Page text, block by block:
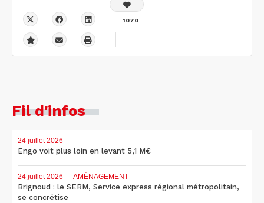
1070
Fil d'infos
24 juillet 2026 —
Engo voit plus loin en levant 5,1 M€
24 juillet 2026 — AMÉNAGEMENT
Brignoud : le SERM, Service express régional métropolitain,
se concrétise